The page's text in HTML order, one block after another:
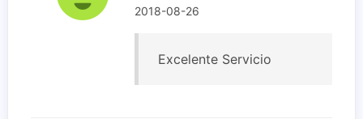
2018-08-26
Excelente Servicio